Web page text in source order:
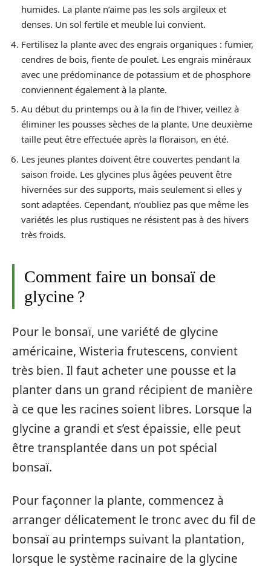
humides. La plante n’aime pas les sols argileux et
denses. Un sol fertile et meuble lui convient.
Fertilisez la plante avec des engrais organiques : fumier,
cendres de bois, fiente de poulet. Les engrais minéraux
avec une prédominance de potassium et de phosphore
conviennent également à la plante.
Au début du printemps ou à la fin de l’hiver, veillez à
éliminer les pousses sèches de la plante. Une deuxième
taille peut être effectuée après la floraison, en été.
Les jeunes plantes doivent être couvertes pendant la
saison froide. Les glycines plus âgées peuvent être
hivernées sur des supports, mais seulement si elles y
sont adaptées. Cependant, n’oubliez pas que même les
variétés les plus rustiques ne résistent pas à des hivers
très froids.
Comment faire un bonsaï de
glycine ?
Pour le bonsaï, une variété de glycine
américaine, Wisteria frutescens, convient
très bien. Il faut acheter une pousse et la
planter dans un grand récipient de manière
à ce que les racines soient libres. Lorsque la
glycine a grandi et s’est épaissie, elle peut
être transplantée dans un pot spécial
bonsaï.
Pour façonner la plante, commencez à
arranger délicatement le tronc avec du fil de
bonsaï au printemps suivant la plantation,
lorsque le système racinaire de la glycine